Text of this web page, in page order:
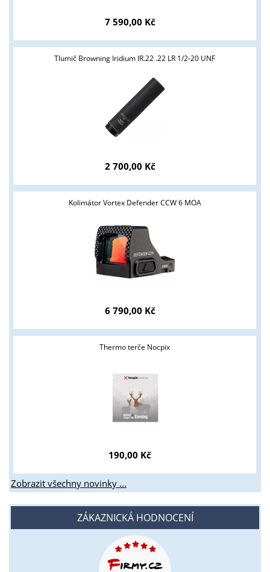
7 590,00 Kč
Tlumič Browning Iridium IR.22 .22 LR 1/2-20 UNF
2 700,00 Kč
Kolimátor Vortex Defender CCW 6 MOA
6 790,00 Kč
Thermo terče Nocpix
190,00 Kč
Zobrazit všechny novinky ...
ZÁKAZNICKÁ HODNOCENÍ
podnikatelům v oblasti zbraně a střelivo. Splňujete tyto
podmínky?
ANO NE